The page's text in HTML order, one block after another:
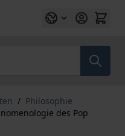
/ Philosophie
des Pop